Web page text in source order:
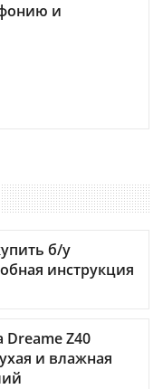
и
б/у
инструкция
Z40
и влажная